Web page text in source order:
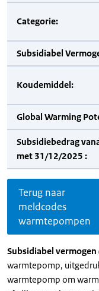
Categorie:
Subsidiabel
Koudemiddel:
Global Warming
Subsidiebedrag
met 31/12/2025 :
Terug naar
meldcodes
warmtepompen
Subsidiabel vermogen
warmtepomp,
warmtepomp om